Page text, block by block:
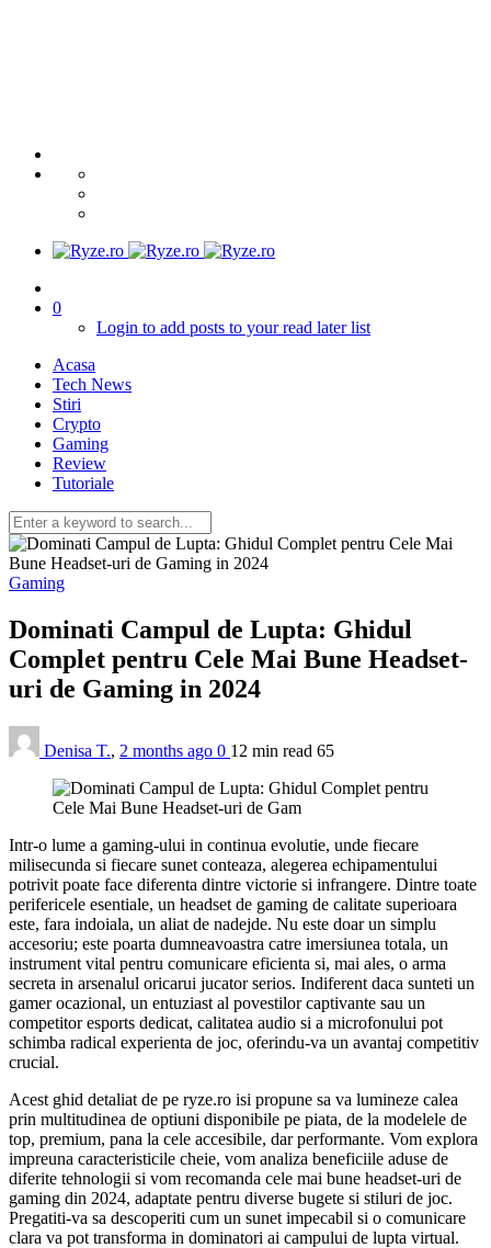
0
Login to add posts to your read later list
Acasa
Tech News
Stiri
Crypto
Gaming
Review
Tutoriale
Gaming
Dominati Campul de Lupta: Ghidul
Complet pentru Cele Mai Bune Headset-
uri de Gaming in 2024
Denisa T., 2 months ago 0 12 min read 65
Intr-o lume a gaming-ului in continua evolutie, unde fiecare
milisecunda si fiecare sunet conteaza, alegerea echipamentului
potrivit poate face diferenta dintre victorie si infrangere. Dintre toate
perifericele esentiale, un headset de gaming de calitate superioara
este, fara indoiala, un aliat de nadejde. Nu este doar un simplu
accesoriu; este poarta dumneavoastra catre imersiunea totala, un
instrument vital pentru comunicare eficienta si, mai ales, o arma
secreta in arsenalul oricarui jucator serios. Indiferent daca sunteti un
gamer ocazional, un entuziast al povestilor captivante sau un
competitor esports dedicat, calitatea audio si a microfonului pot
schimba radical experienta de joc, oferindu-va un avantaj competitiv
crucial.
Acest ghid detaliat de pe ryze.ro isi propune sa va lumineze calea
prin multitudinea de optiuni disponibile pe piata, de la modelele de
top, premium, pana la cele accesibile, dar performante. Vom explora
impreuna caracteristicile cheie, vom analiza beneficiile aduse de
diferite tehnologii si vom recomanda cele mai bune headset-uri de
gaming din 2024, adaptate pentru diverse bugete si stiluri de joc.
Pregatiti-va sa descoperiti cum un sunet impecabil si o comunicare
clara va pot transforma in dominatori ai campului de lupta virtual.